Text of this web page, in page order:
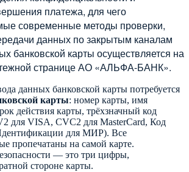
платежа, для чего
современные методы проверки,
данных по закрытым каналам
банковской карты осуществляется на
странице АО «АЛЬФА-БАНК».
данных банковской карты потребуется
карты: номер карты, имя
действия карты, трёхзначный код
для VISA, CVC2 для MasterCard, Код
для МИР). Все
пропечатаны на самой карте.
— это три цифры,
стороне карты.